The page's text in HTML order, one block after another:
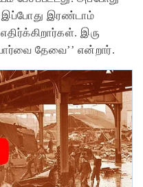
இரண்டாம்
இரு
பார்வை தேவை’’ என்றார்.